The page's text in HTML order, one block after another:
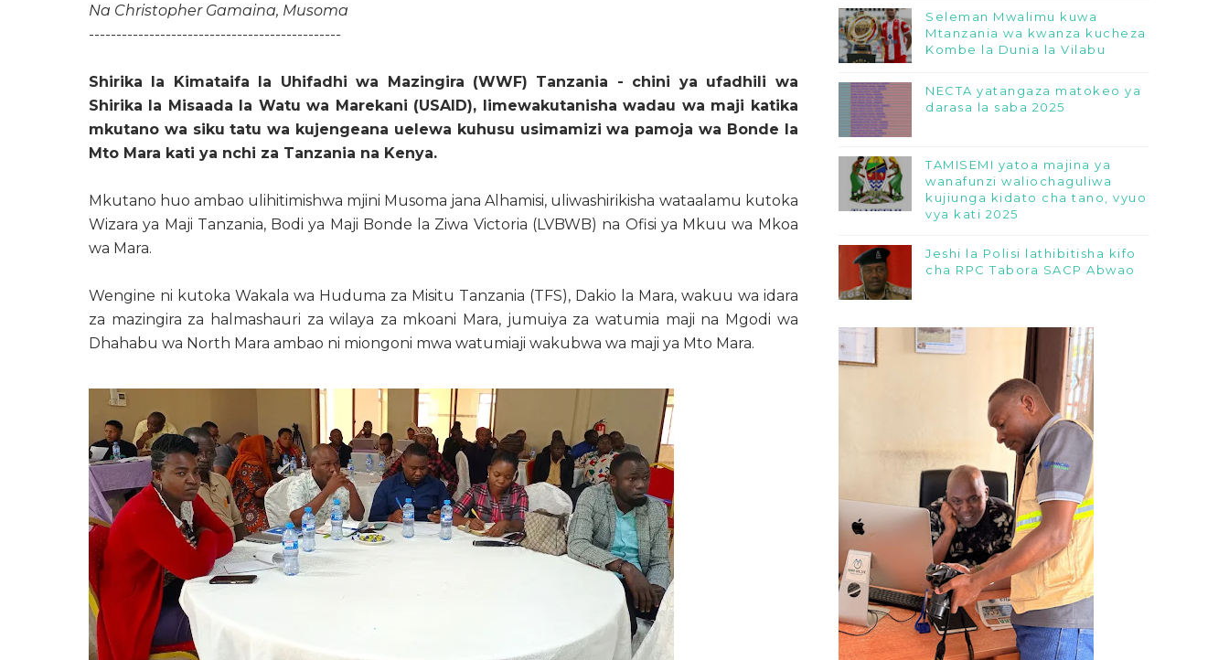
Na Christopher Gamaina, Musoma
----------------------------------------------
Shirika la Kimataifa la Uhifadhi wa Mazingira (WWF) Tanzania - chini ya ufadhili wa
Shirika la Misaada la Watu wa Marekani (USAID), limewakutanisha wadau wa maji katika
mkutano wa siku tatu wa kujengeana uelewa kuhusu usimamizi wa pamoja wa Bonde la
Mto Mara kati ya nchi za Tanzania na Kenya.
Mkutano huo ambao ulihitimishwa mjini Musoma jana Alhamisi, uliwashirikisha wataalamu kutoka
Wizara ya Maji Tanzania, Bodi ya Maji Bonde la Ziwa Victoria (LVBWB) na Ofisi ya Mkuu wa Mkoa
wa Mara.
Wengine ni kutoka Wakala wa Huduma za Misitu Tanzania (TFS), Dakio la Mara, wakuu wa idara
za mazingira za halmashauri za wilaya za mkoani Mara, jumuiya za watumia maji na Mgodi wa
Dhahabu wa North Mara ambao ni miongoni mwa watumiaji wakubwa wa maji ya Mto Mara.
Seleman Mwalimu kuwa
Mtanzania wa kwanza kucheza
Kombe la Dunia la Vilabu
NECTA yatangaza matokeo ya
darasa la saba 2025
TAMISEMI yatoa majina ya
wanafunzi waliochaguliwa
kujiunga kidato cha tano, vyuo
vya kati 2025
Jeshi la Polisi lathibitisha kifo
cha RPC Tabora SACP Abwao